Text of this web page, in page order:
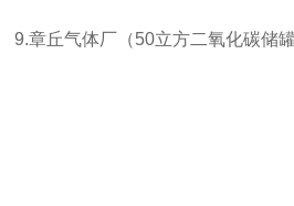
9.章丘气体厂（50立方二氧化碳储罐